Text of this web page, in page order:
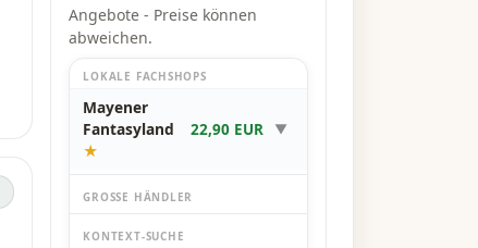
Angebote - Preise können
abweichen.
LOKALE FACHSHOPS
Mayener
Fantasyland
★
22,90 EUR ▼
GROSSE HÄNDLER
KONTEXT-SUCHE